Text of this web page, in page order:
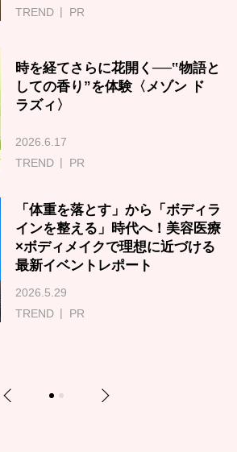
TREND PR
時を経てさらに花開く──‟物語と
しての香り”を体験〈メゾン ド
ラズィ〉
2026.6.17
TREND
PR
「体重を落とす」から「ボディラ
インを整える」時代へ！美容医療
×ボディメイクで理想に近づける
最新イベントレポート
2026.5.29
TREND
PR
Previous 1 2 Next